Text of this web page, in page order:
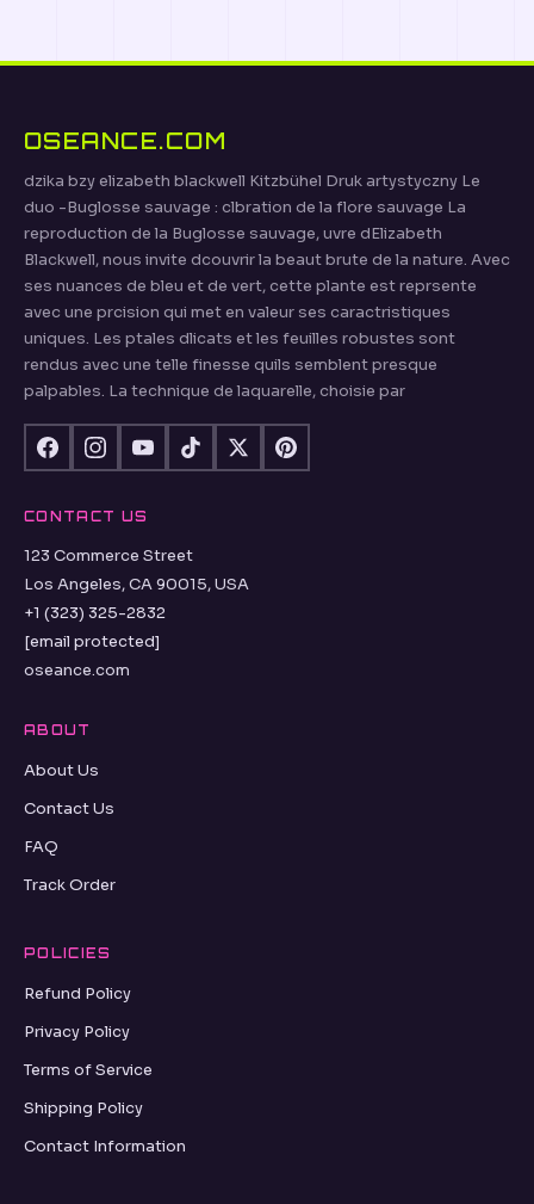
OSEANCE.COM
dzika bzy elizabeth blackwell Kitzbühel Druk artystyczny Le
duo -Buglosse sauvage : clbration de la flore sauvage La
reproduction de la Buglosse sauvage, uvre dElizabeth
Blackwell, nous invite dcouvrir la beaut brute de la nature. Avec
ses nuances de bleu et de vert, cette plante est reprsente
avec une prcision qui met en valeur ses caractristiques
uniques. Les ptales dlicats et les feuilles robustes sont
rendus avec une telle finesse quils semblent presque
palpables. La technique de laquarelle, choisie par
CONTACT US
123 Commerce Street
Los Angeles, CA 90015, USA
+1 (323) 325-2832
[email protected]
oseance.com
ABOUT
About Us
Contact Us
FAQ
Track Order
POLICIES
Refund Policy
Privacy Policy
Terms of Service
Shipping Policy
Contact Information